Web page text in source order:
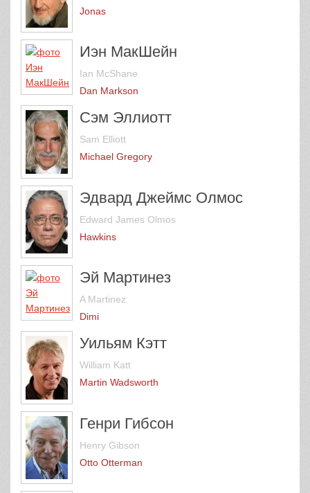
Jonas
Иэн МакШейн
Ian McShane
Dan Markson
Сэм Эллиотт
Sam Elliott
Michael Gregory
Эдвард Джеймс Олмос
Edward James Olmos
Hawkins
Эй Мартинез
A Martinez
Dimi
Уильям Кэтт
William Katt
Martin Wadsworth
Генри Гибсон
Henry Gibson
Otto Otterman